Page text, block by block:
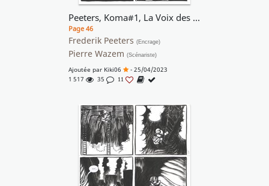
Peeters, Koma#1, La Voix des cheminées, planche n°44, 2003.
Page 46
Frederik Peeters (Encrage)
Pierre Wazem (Scénariste)
Ajoutée par Kiki06
- 25/04/2023
1 517
35 11